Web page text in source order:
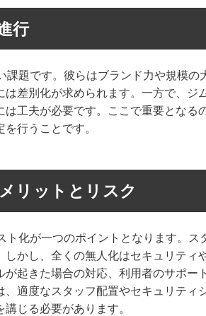
行
題です。彼らはブランド力や規模の
差別化が求められます。一方で、ジ
工夫が必要です。ここで重要となる
行うことです。
リットとリスク
化が一つのポイントとなります。ス
かし、全くの無人化はセキュリティ
起きた場合の対応、利用者のサポー
適度なスタッフ配置やセキュリティ
じる必要があります。